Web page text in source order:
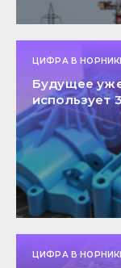
ЦИФРА В
Будущее
использует
ЦИФРА В